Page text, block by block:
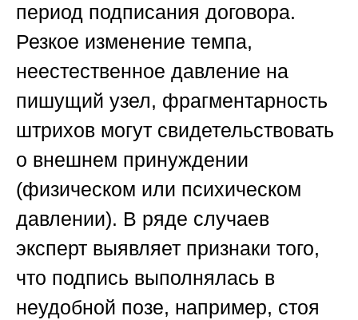
период подписания договора.
Резкое изменение темпа,
неестественное давление на
пишущий узел, фрагментарность
штрихов могут свидетельствовать
о внешнем принуждении
(физическом или психическом
давлении). В ряде случаев
эксперт выявляет признаки того,
что подпись выполнялась в
неудобной позе, например, стоя